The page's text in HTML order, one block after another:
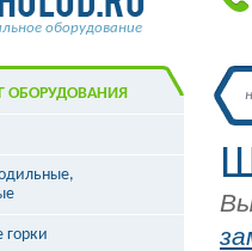
оборудование
ОБОРУДОВАНИЯ
холодильные
горки